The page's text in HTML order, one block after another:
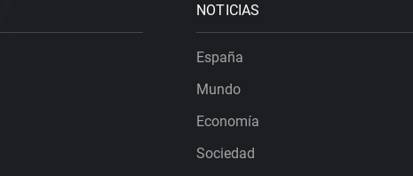
NOTICIAS
España
Mundo
Economía
Sociedad